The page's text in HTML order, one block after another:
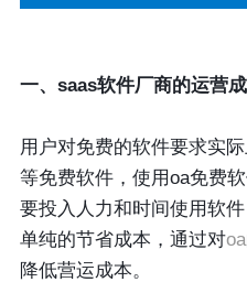
一、saas软件厂商的运营
用户对免费的软件要求实
等免费软件，使用oa免费
要投入人力和时间使用软
单纯的节省成本，通过对oa
降低营运成本。